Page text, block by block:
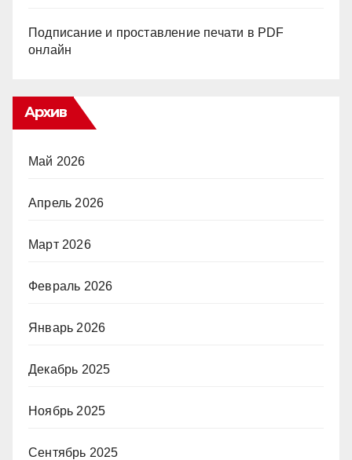
Подписание и проставление печати в PDF
онлайн
Архив
Май 2026
Апрель 2026
Март 2026
Февраль 2026
Январь 2026
Декабрь 2025
Ноябрь 2025
Сентябрь 2025